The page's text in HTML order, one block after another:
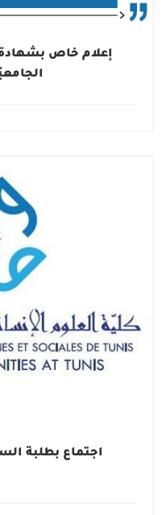
إعلام خاص
الجامعيّة 2025/
اجتماع بطلبة